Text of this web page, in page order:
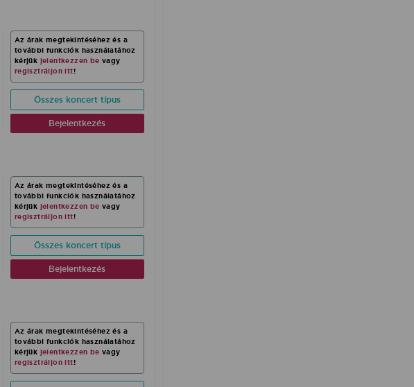
Az árak megtekintéséhez és a
további funkciók használatához
kérjük jelentkezzen be vagy
regisztráljon itt!
Összes koncert típus
Bejelentkezés
Az árak megtekintéséhez és a
további funkciók használatához
kérjük jelentkezzen be vagy
regisztráljon itt!
Összes koncert típus
Bejelentkezés
Az árak megtekintéséhez és a
további funkciók használatához
kérjük jelentkezzen be vagy
regisztráljon itt!